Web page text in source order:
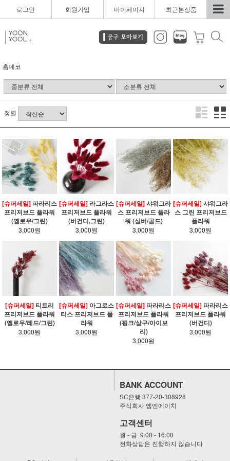
로그인 회원가입 마이페이지 최근본상품
홈데코
정렬
[슈퍼세일]파라리스
프리저브드 플라워
(옐로우/그린)
3,000원
[슈퍼세일] 라그라스
프리저브드 플라워
(버건디,그린)
3,000원
[슈퍼세일]샤워그라
스 프리저브드 플라
워 (실버/골드)
3,000원
[슈퍼세일]샤워그라
스 그린 프리저브드
플라워
3,000원
[슈퍼세일] 티트리
프리저브드 플라워
(옐로우/레드/그린)
3,000원
[슈퍼세일] 아그로스
티스 프리저브드 플
라워
3,000원
[슈퍼세일]파라리스
프리저브드 플라워
(핑크/살구/아이보
리)
3,000원
[슈퍼세일]파라리스
프리저브드 플라워
(버건디)
3,000원
BANK ACCOUNT
SC은행 377-20-308928
주식회사 엠엔에이치
고객센터
월 - 금 9:00 - 16:00
전화상담은 진행하지 않습니다